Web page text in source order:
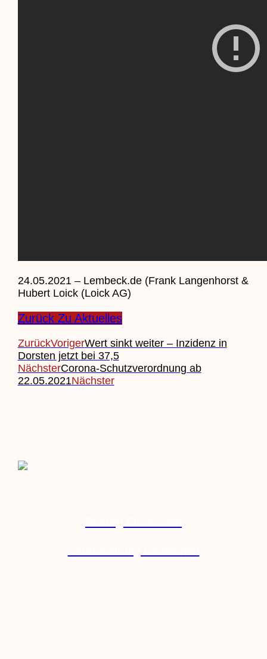
24.05.2021 – Lembeck.de (Frank Langenhorst &
Hubert Loick (Loick AG)
Zurück Zu Aktuelles
ZurückVorigerWert sinkt weiter – Inzidenz in
Dorsten jetzt bei 37,5
NächsterCorona-Schutzverordnung ab
22.05.2021Nächster